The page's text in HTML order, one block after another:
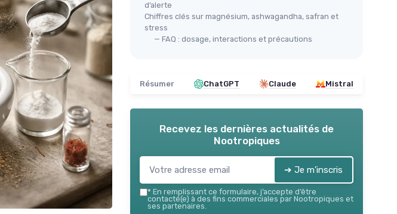
d’alerte
Chiffres clés sur magnésium, ashwagandha, safran et
stress
— FAQ : dosage, interactions et précautions
Résumer ChatGPT Claude Mistral
Recevez les dernières actualités de
Nootropiques
➔ Je m'inscris
* En remplissant ce formulaire, j’accepte d’être
contacté(e) à des fins commerciales par Nootropiques et
ses partenaires.